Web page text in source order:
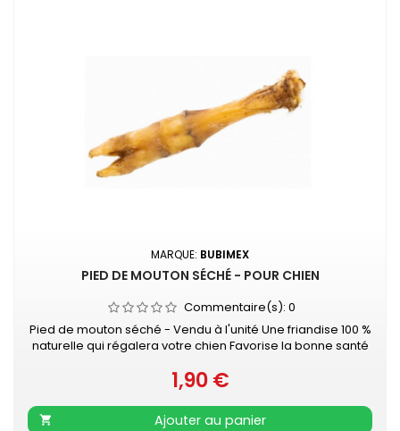
MARQUE: BUBIMEX
PIED DE MOUTON SÉCHÉ - POUR CHIEN
Commentaire(s): 0
Pied de mouton séché - Vendu à l'unité Une friandise 100 %
naturelle qui régalera votre chien Favorise la bonne santé
de mastication...
Prix
1,90 €

Ajouter au panier